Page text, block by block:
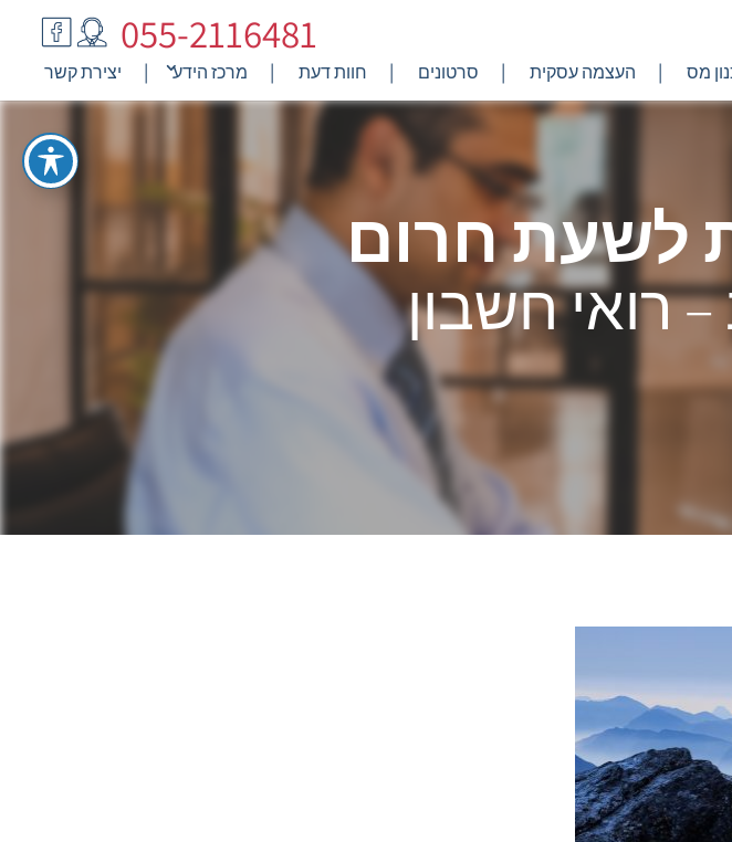
מס העצמה עסקית סרטונים חוות דעת מרכז הידע יצירת קשר
055-2116481
לשעת חרום
רואי חשבון